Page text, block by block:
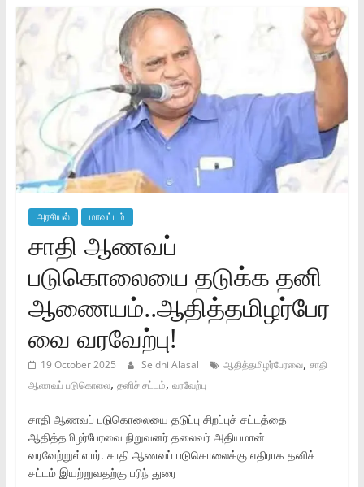
அரசியல் மாவட்டம்
சாதி ஆணவப்
படுகொலையை தடுக்க தனி
ஆணையம்..ஆதித்தமிழர்பேர
வை வரவேற்பு!
19 October 2025 Seidhi Alasal ஆதித்தமிழர்பேரவை, சாதி
ஆணவப் படுகொலை, தனிச் சட்டம், வரவேற்பு
சாதி ஆணவப் படுகொலையை தடுப்பு சிறப்புச் சட்டத்தை
ஆதித்தமிழர்பேரவை நிறுவனர் தலைவர் அதியமான்
வரவேற்றுள்ளார். சாதி ஆணவப் படுகொலைக்கு எதிராக தனிச்
சட்டம் இயற்றுவதற்கு பரிந் துரை